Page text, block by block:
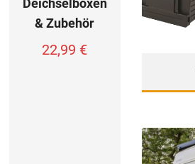
Deichselboxen
& Zubehör
22,99 €